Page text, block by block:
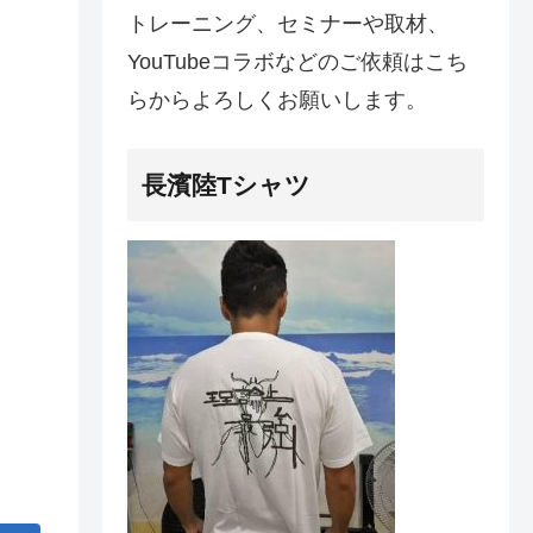
トレーニング、セミナーや取材、
YouTubeコラボなどのご依頼はこち
らからよろしくお願いします。
長濱陸Tシャツ